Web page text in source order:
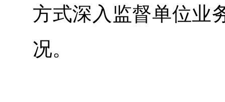
方式深入监督单位业
况。